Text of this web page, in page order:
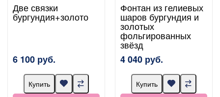
Две связки
бургундия+золото
6 100 руб.
Купить
Фонтан из гелиевых
шаров бургундия и
золотых
фольгированных
звёзд
4 040 руб.
Купить